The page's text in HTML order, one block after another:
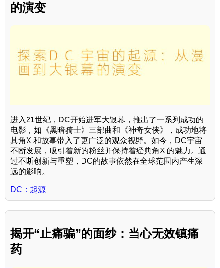
的演变
进入21世纪，DC开始进军大银幕，推出了一系列成功的
电影，如《黑暗骑士》三部曲和《神奇女侠》，成功地将
其角X 和故事带入了更广泛的观众视野。如今，DC宇宙
不断发展，吸引着新的粉丝并保持着经典角X 的魅力。通
过不断创新与重塑，DC的故事依然在全球范围内产生深
远的影响。
DC：起源
揭开“止痛骗”的面纱：当心无效镇痛
药